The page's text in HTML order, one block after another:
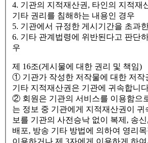
4. 기관의 지적재산권, 타인의 지적재
기타 권리를 침해하는 내용인 경우
5. 기관에서 규정한 게시기간을 초과
6. 기타 관계법령에 위반된다고 판단
우
제 16조(게시물에 대한 권리 및 책임)
① 기관가 작성한 저작물에 대한 저작
기타 지적재산권은 기관에 귀속합니
② 회원은 기관의 서비스를 이용함으
는 정보 중 기관에게 지적재산권이 귀
보를 기관의 사전승낙 없이 복제, 송
배포, 방송 기타 방법에 의하여 영리